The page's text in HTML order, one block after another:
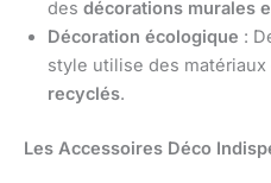
des décorations murales
Décoration écologique :
style utilise des
recyclés.
Les Accessoires Déco